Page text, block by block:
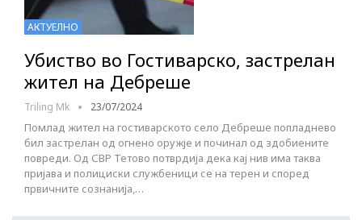
АКТУЕЛНО
Убиство во Гостиварско, застрелан
жител на Дебреше
Triling Mk 23/07/2024
Помлад жител на гостиварското село Дебреше попладнево
бил застрелан од огнено оружје и починал од здобиените
повреди. Од СВР Тетово потврдија дека кај нив има таква
пријава и полициски службеници се на терен и според
првичните сознанија,…